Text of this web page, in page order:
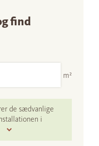
find
m²
de sædvanlige
i